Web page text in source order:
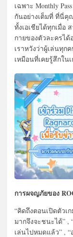
เฉพาะ Monthly
กันอย่างเต็มที่ ที่นี่คุ
ทั้งเอเชียได้ทุกเมื่อ
กายของตัวละครได้
เราหวังว่าผู้เล่นทุ
เหมือนที่เคยรู้สึกใน
การผจญภัยของ
“คิดถึงตอนเปิดตัวเ
มากจึงจะชนะได้” ,
เล่นไปหมดแล้ว” ,